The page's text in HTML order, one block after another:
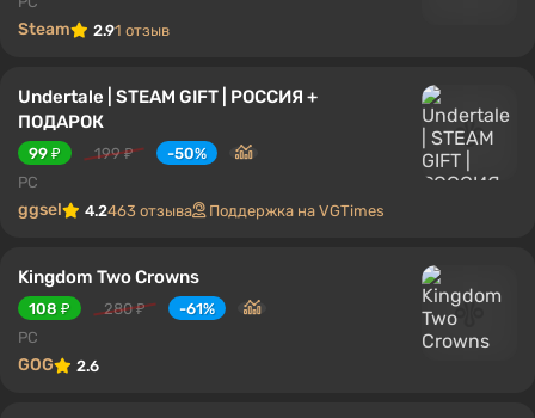
Steam 2.91 отзыв
Undertale | STEAM GIFT | РОССИЯ +
ПОДАРОК
99 ₽ 199 ₽
-50%
PC
ggsel 4.2463 отзыва Поддержка на VGTimes
Kingdom Two Crowns
108 ₽ 280 ₽
-61%
PC
GOG 2.6